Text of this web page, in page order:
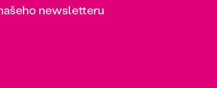
newsletteru